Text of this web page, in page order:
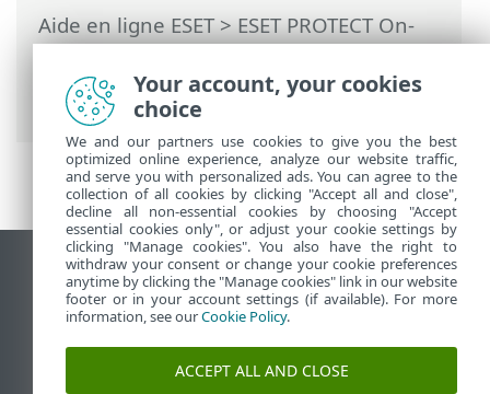
Aide en ligne ESET>ESET PROTECT On-
Prem>Installer>Installation de
composants sur macOS> Installation de
l'Agent - macOS
Afficher le site des postes de travail
End of Life
Base de connaissances ESET
ESET Status Portal
Your account, your cookies
choice
We and our partners use cookies to give you the best
optimized online experience, analyze our website traffic,
and serve you with personalized ads. You can agree to the
collection of all cookies by clicking "Accept all and close",
decline all non-essential cookies by choosing "Accept
essential cookies only", or adjust your cookie settings by
clicking "Manage cookies". You also have the right to
withdraw your consent or change your cookie preferences
anytime by clicking the "Manage cookies" link in our website
footer or in your account settings (if available). For more
information, see ourCookie Policy.
ACCEPT ALL AND CLOSE